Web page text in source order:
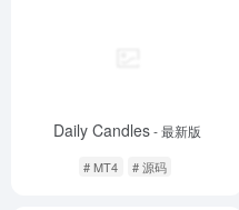
Daily Candles- 最新版
# MT4 # 源码